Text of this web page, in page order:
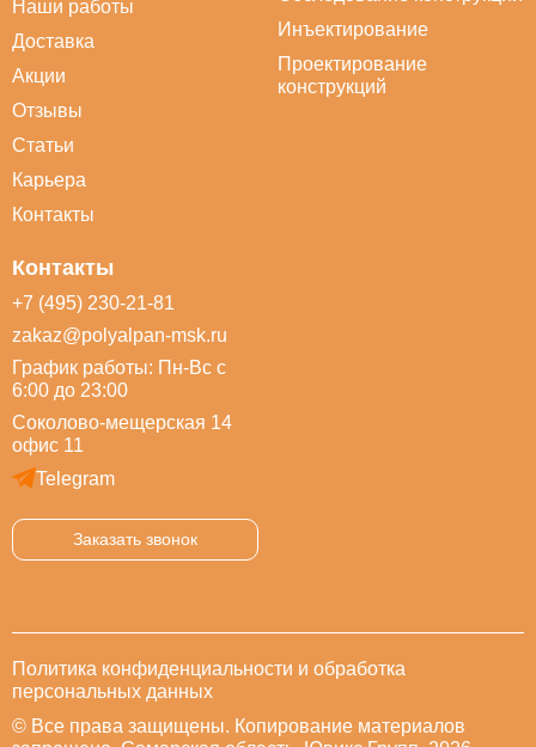
Наши работы
Доставка
Акции
Отзывы
Статьи
Карьера
Контакты
Инъектирование
Проектирование
конструкций
Контакты
+7 (495) 230-21-81
zakaz@polyalpan-msk.ru
График работы: Пн-Вс с
6:00 до 23:00
Соколово-мещерская 14
офис 11
Telegram
Заказать звонок
Политика конфиденциальности и обработка
персональных данных
© Все права защищены. Копирование материалов